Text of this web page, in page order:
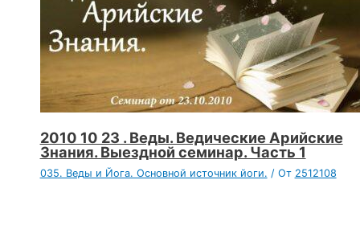
2010 10 23 . Веды. Ведические Арийские
Знания. Выездной семинар. Часть 1
035. Веды и Йога. Основной источник йоги. / От 2512108